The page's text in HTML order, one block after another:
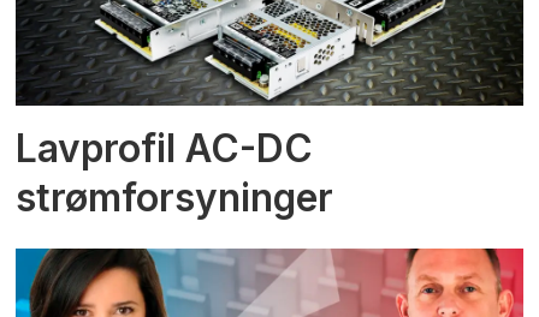
Lavprofil AC-DC
strømforsyninger